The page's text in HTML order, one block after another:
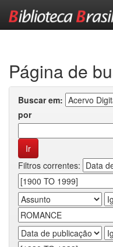
Página de
Buscar em:
por
Filtros correntes: